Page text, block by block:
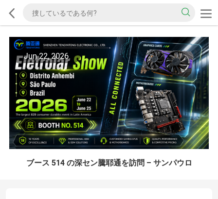
Jun 22, 2026
ブース 514 の深セン騰耶通を訪問 – サンパウロ